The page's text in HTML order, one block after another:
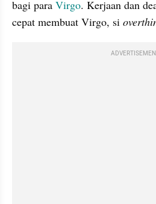
bagi para Virgo. Kerjaan dan
cepat membuat Virgo, si